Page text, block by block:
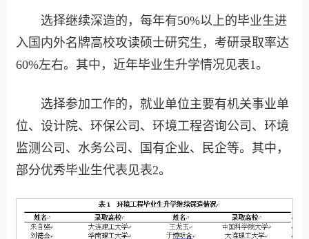
选择继续深造的，每年有50%以上的毕业生进
入国内外名牌高校攻读硕士研究生，考研录取率达
60%左右。其中，近年毕业生升学情况见表1。
选择参加工作的，就业单位主要有机关事业单
位、设计院、环保公司、环境工程咨询公司、环境
监测公司、水务公司、国有企业、民企等。其中，
部分优秀毕业生代表见表2。